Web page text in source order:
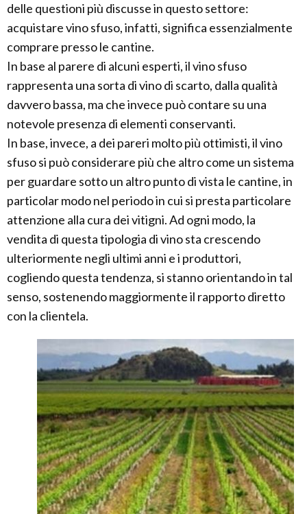
delle questioni più discusse in questo settore:
acquistare vino sfuso, infatti, significa essenzialmente
comprare presso le cantine.
In base al parere di alcuni esperti, il vino sfuso
rappresenta una sorta di vino di scarto, dalla qualità
davvero bassa, ma che invece può contare su una
notevole presenza di elementi conservanti.
In base, invece, a dei pareri molto più ottimisti, il vino
sfuso si può considerare più che altro come un sistema
per guardare sotto un altro punto di vista le cantine, in
particolar modo nel periodo in cui si presta particolare
attenzione alla cura dei vitigni. Ad ogni modo, la
vendita di questa tipologia di vino sta crescendo
ulteriormente negli ultimi anni e i produttori,
cogliendo questa tendenza, si stanno orientando in tal
senso, sostenendo maggiormente il rapporto diretto
con la clientela.